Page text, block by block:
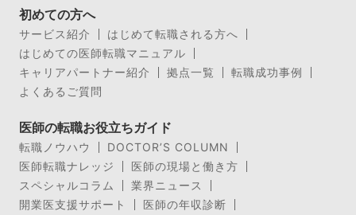
初めての方へ
サービス紹介
はじめて転職される方へ
はじめての医師転職マニュアル
キャリアパートナー紹介
拠点一覧
転職成功事例
よくあるご質問
医師の転職お役立ちガイド
転職ノウハウ
DOCTOR’S COLUMN
医師転職ナレッジ
医師の現場と働き方
スペシャルコラム
業界ニュース
開業医支援サポート
医師の年収診断